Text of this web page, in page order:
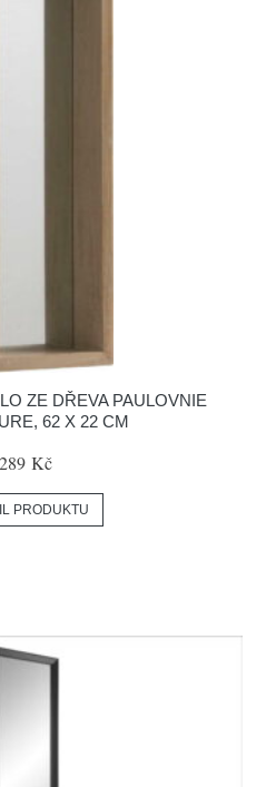
ZE DŘEVA PAULOVNIE
62 X 22 CM
Kč
PRODUKTU